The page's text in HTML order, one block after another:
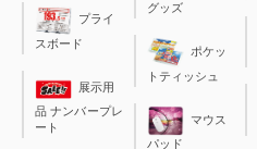
プライ
スボード
展示用
品 ナンバープレ
ート
グッズ
ポケッ
トティッシュ
マウス
パッド